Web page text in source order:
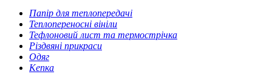
Папір для теплопередачі
Теплопереносні вініли
Тефлоновий лист та термострічка
Різдвяні прикраси
Одяг
Кепка